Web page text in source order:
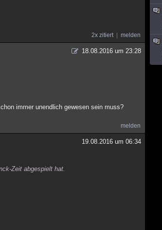
2x zitiert melden
18.08.2016 um 23:28
immer unendlich gewesen sein muss?
melden
19.08.2016 um 06:34
Zeit abgespielt hat.